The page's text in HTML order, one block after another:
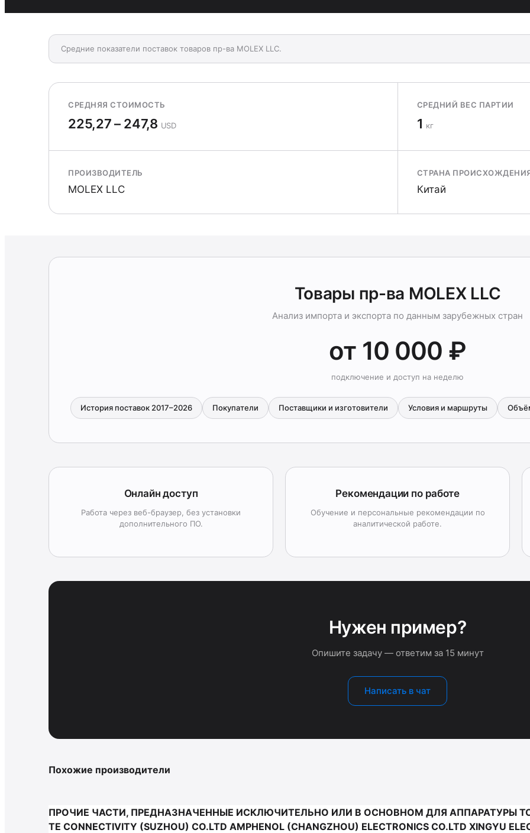
Средние показатели поставок товаров пр-ва MOLEX LLC.
СРЕДНЯЯ СТОИМОСТЬ
225,27 – 247,8 USD
СРЕДНИЙ ВЕС ПАРТИИ
1 кг
ПРОИЗВОДИТЕЛЬ
MOLEX LLC
СТРАНА
Китай
Товары пр-ва MOLEX LLC
Анализ импорта и экспорта по данным зарубежных стран
от 10 000 ₽
подключение и доступ на неделю
История поставок 2017–2026 Покупатели Поставщики и изготовители Условия и маршруты
Онлайн доступ
Работа через веб-браузер, без установки
дополнительного ПО.
Рекомендации по работе
Обучение и персональные рекомендации по
аналитической работе.
Нужен пример?
Опишите задачу — ответим за 15 минут
Написать в чат
Похожие производители
ПРОЧИЕ ЧАСТИ, ПРЕДНАЗНАЧЕННЫЕ ИСКЛЮЧИТЕЛЬНО ИЛИ В ОСНОВНОМ ДЛЯ АППАРАТУРЫ
TE CONNECTIVITY (SUZHOU) CO.LTD AMPHENOL (CHANGZHOU) ELECTRONICS CO.LTD XINGYU